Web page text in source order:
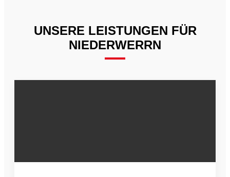
UNSERE LEISTUNGEN FÜR
NIEDERWERRN